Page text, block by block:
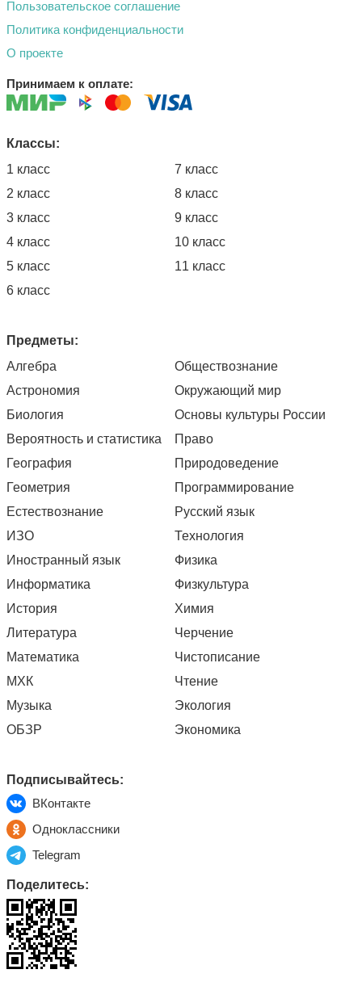
Пользовательское соглашение
Политика конфиденциальности
О проекте
Принимаем к оплате:
Классы:
1 класс
2 класс
3 класс
4 класс
5 класс
6 класс
7 класс
8 класс
9 класс
10 класс
11 класс
Предметы:
Алгебра
Астрономия
Биология
Вероятность и статистика
География
Геометрия
Естествознание
ИЗО
Иностранный язык
Информатика
История
Литература
Математика
МХК
Музыка
ОБЗР
Обществознание
Окружающий мир
Основы культуры России
Право
Природоведение
Программирование
Русский язык
Технология
Физика
Физкультура
Химия
Черчение
Чистописание
Чтение
Экология
Экономика
Подписывайтесь:
ВКонтакте
Одноклассники
Telegram
Поделитесь: